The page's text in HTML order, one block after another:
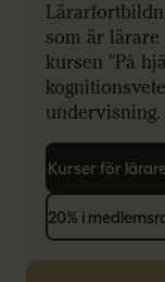
som är
kursen "På
Kurser för
20% i